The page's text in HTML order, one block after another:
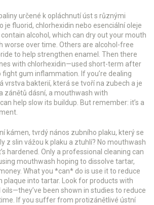
určené k opláchnutí úst s různými
je fluorid, chlorhexidin nebo esenciální oleje
alcohol, which can dry out your mouth
worse over time. Others are alcohol-free
to help strengthen enamel. Then there
with chlorhexidin—used short-term after
gum inflammation. If you’re dealing
vrstva bakterií, která se tvoří na zubech a je
zánětů dásní, a mouthwash with
help slow its buildup. But remember: it’s a
kámen, tvrdý nános zubního plaku, který se
z slin vážou k plaku a ztuhlí? No mouthwash
hardened. Only a professional cleaning can
mouthwash hoping to dissolve tartar,
What you *can* do is use it to reduce
plaque into tartar. Look for products with
been shown in studies to reduce
If you suffer from protizánětlivé ústní